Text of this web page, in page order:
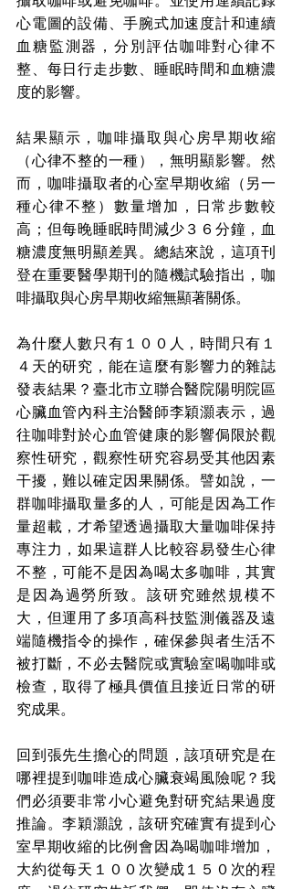
心電圖的設備、手腕式加速度計和連續
血糖監測器，分別評估咖啡對心律不
整、每日行走步數、睡眠時間和血糖濃
度的影響。
結果顯示，咖啡攝取與心房早期收縮
（心律不整的一種），無明顯影響。然
而，咖啡攝取者的心室早期收縮（另一
種心律不整）數量增加，日常步數較
高；但每晚睡眠時間減少３６分鐘，血
糖濃度無明顯差異。總結來說，這項刊
登在重要醫學期刊的隨機試驗指出，咖
啡攝取與心房早期收縮無顯著關係。
為什麼人數只有１００人，時間只有１
４天的研究，能在這麼有影響力的雜誌
發表結果？臺北市立聯合醫院陽明院區
心臟血管內科主治醫師李穎灝表示，過
往咖啡對於心血管健康的影響侷限於觀
察性研究，觀察性研究容易受其他因素
干擾，難以確定因果關係。譬如說，一
群咖啡攝取量多的人，可能是因為工作
量超載，才希望透過攝取大量咖啡保持
專注力，如果這群人比較容易發生心律
不整，可能不是因為喝太多咖啡，其實
是因為過勞所致。該研究雖然規模不
大，但運用了多項高科技監測儀器及遠
端隨機指令的操作，確保參與者生活不
被打斷，不必去醫院或實驗室喝咖啡或
檢查，取得了極具價值且接近日常的研
究成果。
回到張先生擔心的問題，該項研究是在
哪裡提到咖啡造成心臟衰竭風險呢？我
們必須要非常小心避免對研究結果過度
推論。李穎灝說，該研究確實有提到心
室早期收縮的比例會因為喝咖啡增加，
大約從每天１００次變成１５０次的程